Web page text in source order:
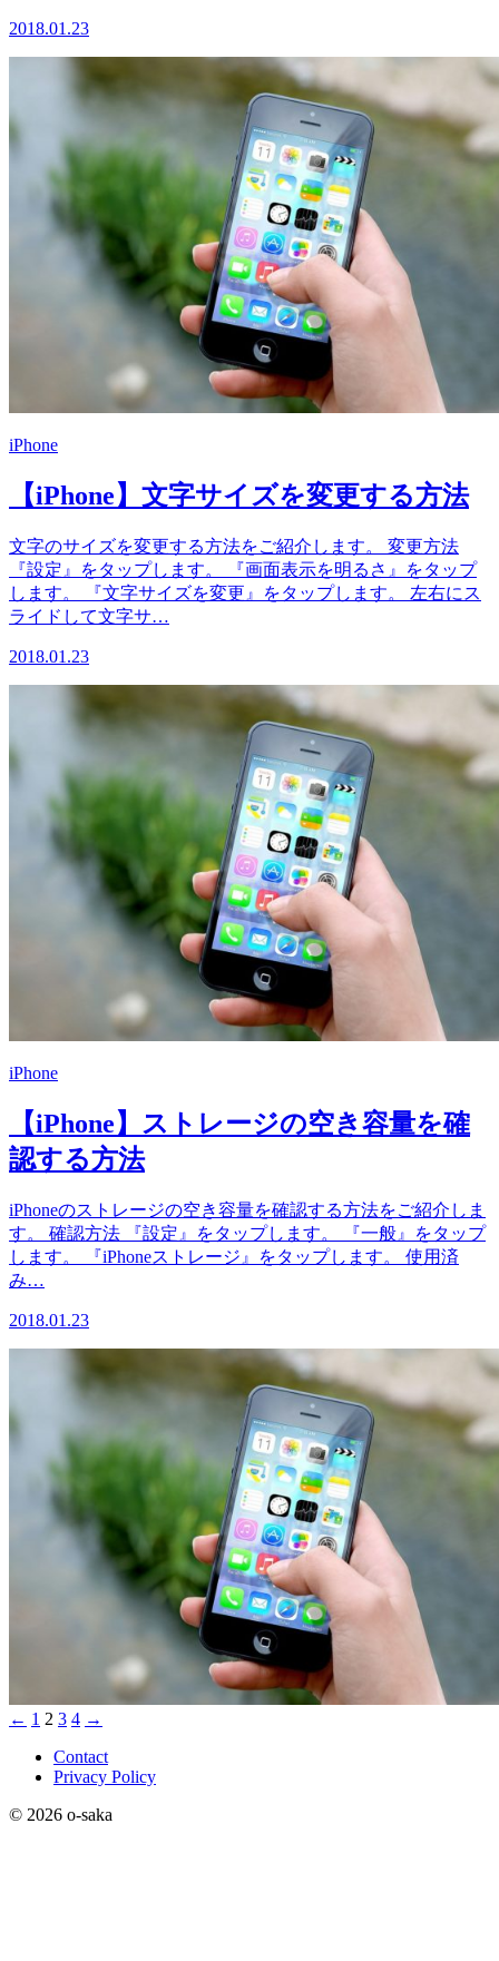
2018.01.23
iPhone
【iPhone】文字サイズを変更する方法
文字のサイズを変更する方法をご紹介します。 変更方法
『設定』をタップします。 『画面表示を明るさ』をタップ
します。 『文字サイズを変更』をタップします。 左右にス
ライドして文字サ…
2018.01.23
iPhone
【iPhone】ストレージの空き容量を確
認する方法
iPhoneのストレージの空き容量を確認する方法をご紹介しま
す。 確認方法 『設定』をタップします。 『一般』をタップ
します。 『iPhoneストレージ』をタップします。 使用済
み…
2018.01.23
← 1 2 3 4 →
Contact
Privacy Policy
© 2026 o-saka